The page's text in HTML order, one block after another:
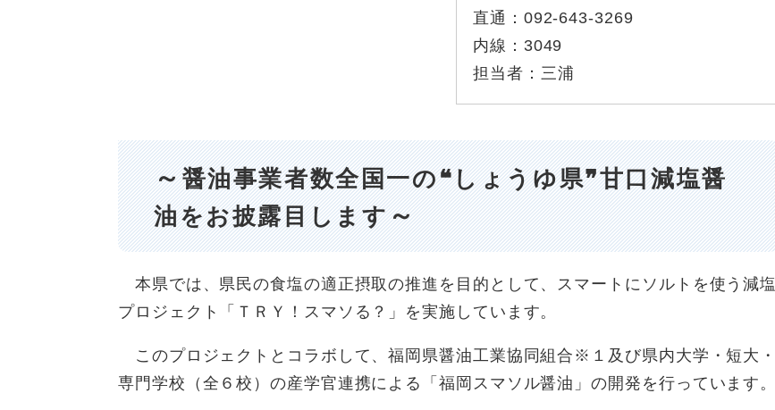
直通： 092-643-3269
内線： 3049
担当者： 三浦
～醤油事業者数全国一の❝しょうゆ県❞甘口減塩醤
油をお披露目します～
本県では、県民の食塩の適正摂取の推進を目的として、スマートにソルトを使う減塩
プロジェクト「ＴＲＹ！スマソる？」を実施しています。
このプロジェクトとコラボして、福岡県醤油工業協同組合※１及び県内大学・短大・
専門学校（全６校）の産学官連携による「福岡スマソル醤油」の開発を行っています。